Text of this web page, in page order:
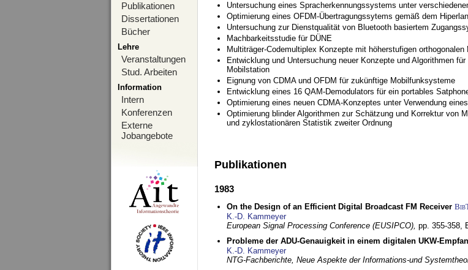
Publikationen
Dissertationen
Bücher
Lehre
Veranstaltungen
Stud. Arbeiten
Information
Intern
Konferenzen
Externe
Jobangebote
Untersuchung eines Spracherkennungssystems unter
Optimierung eines OFDM-Übertragungssytems gemäß dem
Untersuchung zur Dienstqualität von Bluetooth basiertem
Machbarkeitsstudie für DÜNE
Multiträger-Codemultiplex Konzepte mit höherstufigen
Entwicklung und Untersuchung neuer Konzepte und Algorithmen
Mobilstation
Eignung von CDMA und OFDM für zukünftige Mobilfunksysteme
Entwicklung eines 16 QAM-Demodulators für ein portables
Optimierung eines neuen CDMA-Konzeptes unter Verwendung
Optimierung blinder Algorithmen zur Schätzung und Korrektur von
und zyklostationären Statistik zweiter Ordnung
Publikationen
1983
On the Design of an Efficient Digital Broadcast FM Receiver
K.-D. Kammeyer
European Signal Processing Conference (EUSIPCO), pp. 355-358,
Probleme der ADU-Genauigkeit in einem digitalen UKW-
K.-D. Kammeyer
NTG-Fachberichte, Neue Aspekte der Informations-und